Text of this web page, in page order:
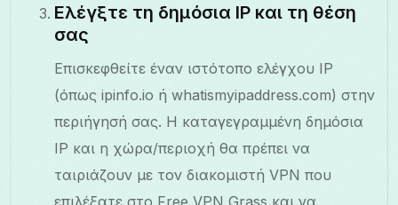
Ελέγξτε τη δημόσια IP και τη θέση
σας
Επισκεφθείτε έναν ιστότοπο ελέγχου IP
(όπως ipinfo.io ή whatismyipaddress.com) στην
περιήγησή σας. Η καταγεγραμμένη δημόσια
IP και η χώρα/περιοχή θα πρέπει να
ταιριάζουν με τον διακομιστή VPN που
επιλέξατε στο Free VPN Grass και να